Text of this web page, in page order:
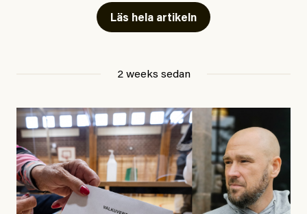
skriver för? Vad betyder det att vara en ”röd, grön och
oberoende” tidning? Och vad är egentligen bra
Den första artikeln publicerades den 10 mars 2026.
utpekas som israelisk infiltratör”. Enligt ingressen
handlar artikeln om en person vars ”bakgrund skapar
splittring och oro i rörelsen”. Problemet är att artikeln
skapar betydligt mer oro i palestinarörelsen – och den
oberoende vänstern – än den porträtterade personen
Läs hela artikeln
2 weeks sedan